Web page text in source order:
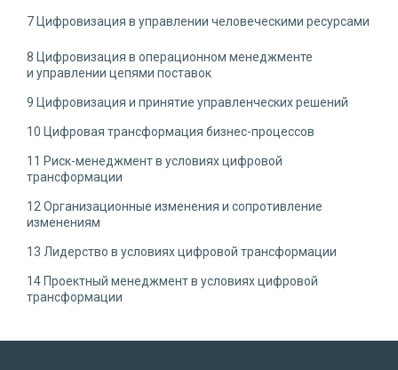
7 Цифровизация в управлении человеческими ресурсами
8 Цифровизация в операционном менеджменте
и управлении цепями поставок
9 Цифровизация и принятие управленческих решений
10 Цифровая трансформация бизнес-процессов
11 Риск-менеджмент в условиях цифровой
трансформации
12 Организационные изменения и сопротивление
изменениям
13 Лидерство в условиях цифровой трансформации
14 Проектный менеджмент в условиях цифровой
трансформации